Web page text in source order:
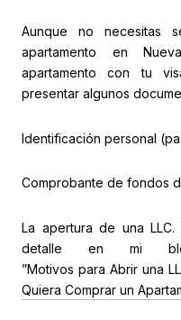
Aunque no necesitas
apartamento en
apartamento con tu
presentar algunos
Identificación personal
Comprobante de fondos
La apertura de una
detalle en mi
”Motivos para Abrir una
Quiera Comprar un